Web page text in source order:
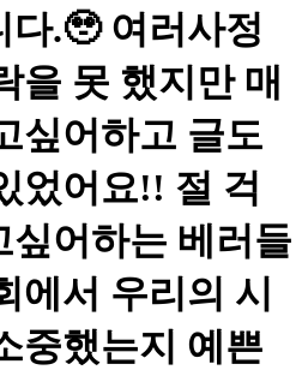
다.🥹 여러사정
을 못 했지만 매
싶어하고 글도
었어요!! 절 걱
싶어하는 베러들
에서 우리의 시
중했는지 예쁜